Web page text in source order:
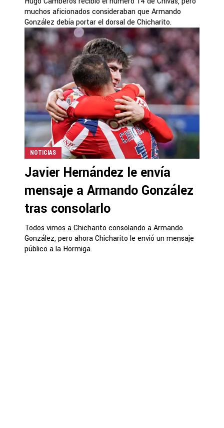
muchos aficionados consideraban que Armando
González debía portar el dorsal de Chicharito.
NOTICIAS
Javier Hernández le envía
mensaje a Armando González
tras consolarlo
Todos vimos a Chicharito consolando a Armando
González, pero ahora Chicharito le envió un mensaje
público a la Hormiga.